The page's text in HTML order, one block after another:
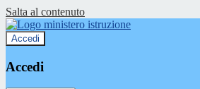
Salta al contenuto
Accedi
Accedi